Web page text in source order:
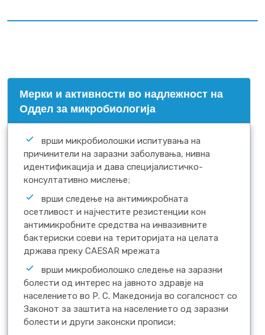
Mерки и активности во надлежност на
Оддел за микробиологија
врши микробиолошки испитувања на
причинители на заразни заболувања, нивна
идентификација и дава специјалистичко-
консултативно мислење;
врши следење на антимикробната
осетливост и најчестите резистенции кон
антимикробните средства на инвазивните
бактериски соеви на територијата на целата
држава преку CAESAR мрежата
врши микробиолошко следење на заразни
болести од интерес на јавното здравје на
населението во Р. С. Македонија во согалсност со
Законот за заштита на населението од заразни
болести и други законски прописи;